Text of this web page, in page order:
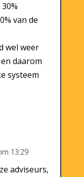
van de
wel weer
daarom
systeem
13:29
adviseurs,